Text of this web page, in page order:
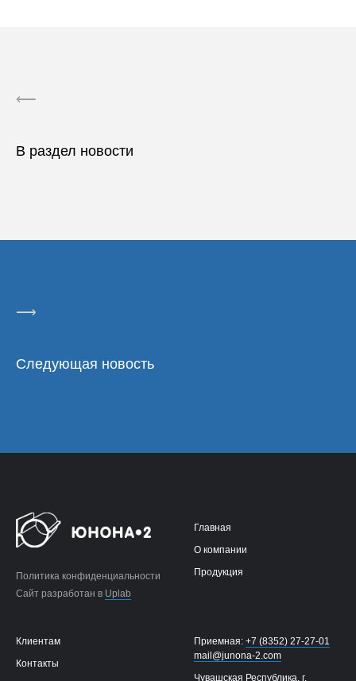
⟵
В раздел новости
⟶
Следующая новость
Политика конфиденциальности
Сайт разработан в Uplab
Главная
О компании
Продукция
Клиентам
Контакты
Приемная: +7 (8352) 27-27-01
mail@junona-2.com
Чувашская Республика, г.